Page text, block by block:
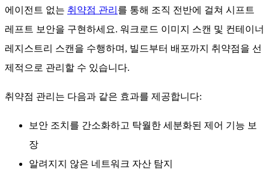
에이전트 없는 취약점 관리 를 통해 조직 전반에 걸쳐 시프트
레프트 보안을 구현하세요. 워크로드 이미지 스캔 및 컨테이너
레지스트리 스캔을 수행하며, 빌드부터 배포까지 취약점을 선
제적으로 관리할 수 있습니다.
취약점 관리는 다음과 같은 효과를 제공합니다:
보안 조치를 간소화하고 탁월한 세분화된 제어 기능 보
장
알려지지 않은 네트워크 자산 탐지